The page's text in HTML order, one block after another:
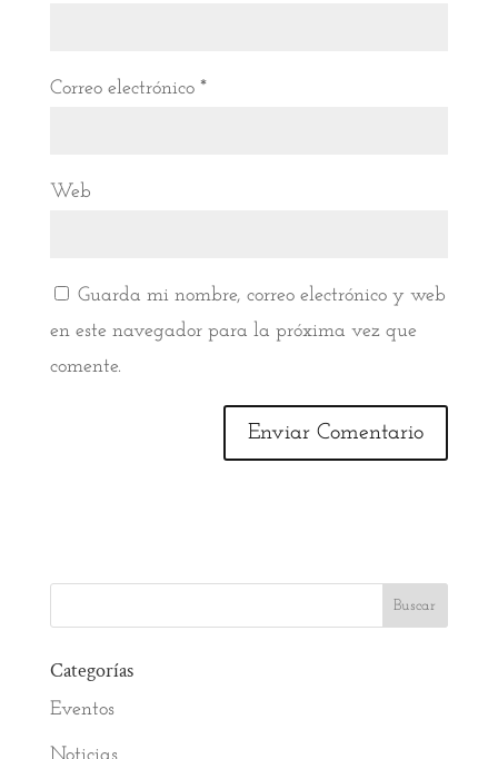
Correo electrónico *
Web
Guarda mi nombre, correo electrónico y web
en este navegador para la próxima vez que
comente.
Categorías
Eventos